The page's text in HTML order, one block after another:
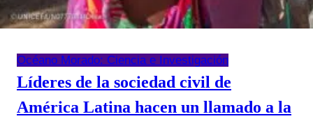
Océano Morado: Ciencia e Investigación
Líderes de la sociedad civil de
América Latina hacen un llamado a la